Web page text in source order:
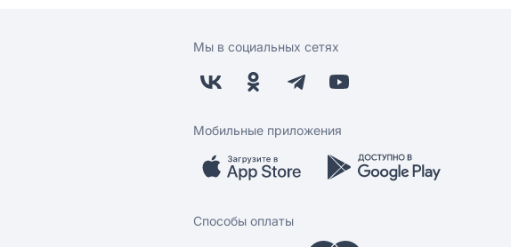
Мы в социальных сетях
Мобильные приложения
Способы оплаты